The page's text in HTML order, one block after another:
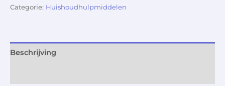
Categorie: Huishoudhulpmiddelen
Beschrijving